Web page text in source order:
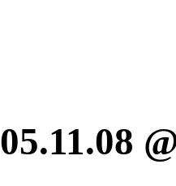
05.11.08